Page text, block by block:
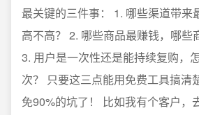
最关键的三件事： 1. 哪些渠道带来
高不高？ 2. 哪些商品最赚钱，哪些
3. 用户是一次性还是能持续复购，
次？ 只要这三点能用免费工具搞清
免90%的坑了！ 比如我有个客户，